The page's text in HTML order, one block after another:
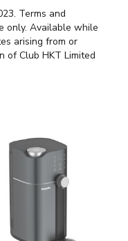
Terms and
only. Available while
arising from or
of Club HKT Limited